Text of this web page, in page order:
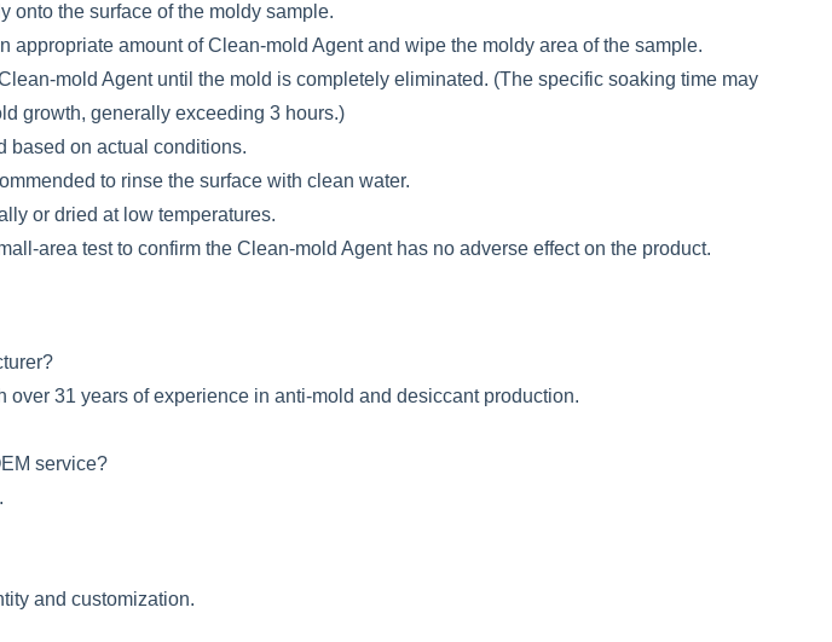
onto the surface of the moldy sample.
appropriate amount of Clean-mold Agent and wipe the moldy area of the sample.
mold Agent until the mold is completely eliminated. (The specific soaking time may
growth, generally exceeding 3 hours.)
based on actual conditions.
to rinse the surface with clean water.
or dried at low temperatures.
area test to confirm the Clean-mold Agent has no adverse effect on the product.
over 31 years of experience in anti-mold and desiccant production.
service?
and customization.